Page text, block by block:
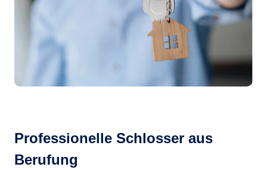
Professionelle Schlosser aus
Berufung